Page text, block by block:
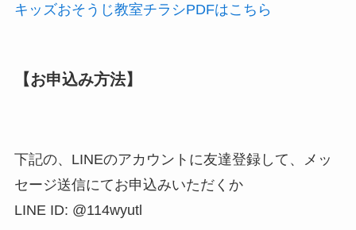
キッズおそうじ教室チラシPDFはこちら
【お申込み方法】
下記の、LINEのアカウントに友達登録して、メッ
セージ送信にてお申込みいただくか
LINE ID: @114wyutl